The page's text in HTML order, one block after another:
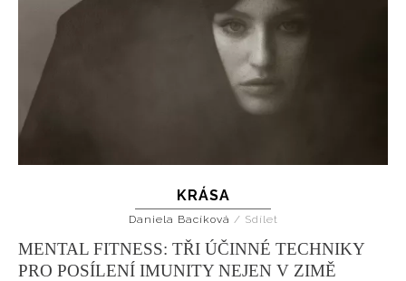
KRÁSA
Daniela Bacíková / Sdílet
MENTAL FITNESS: TŘI ÚČINNÉ TECHNIKY
PRO POSÍLENÍ IMUNITY NEJEN V ZIMĚ